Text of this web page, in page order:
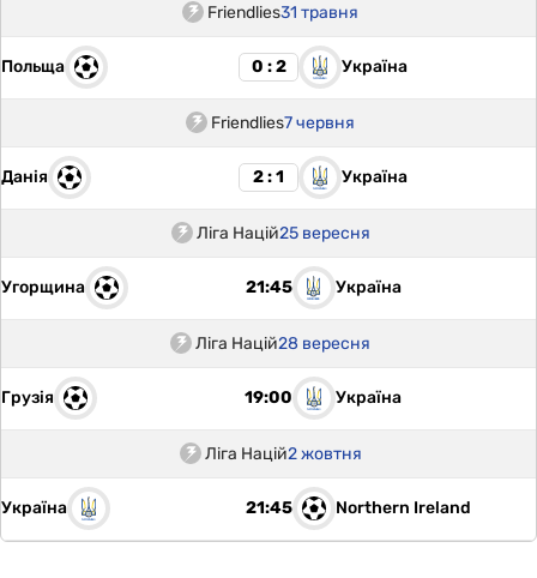
Friendlies31 травня
Польща 0 : 2 Україна
Friendlies7 червня
Данія 2 : 1 Україна
Ліга Націй25 вересня
Угорщина 21:45 Україна
Ліга Націй28 вересня
Грузія 19:00 Україна
Ліга Націй2 жовтня
Україна 21:45 Northern Ireland